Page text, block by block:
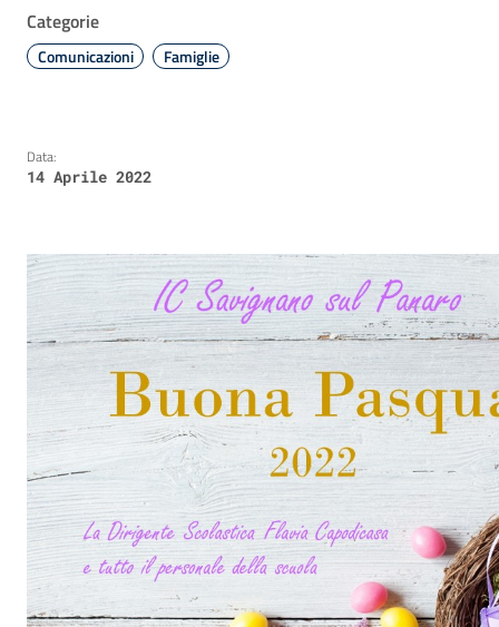
Categorie
Comunicazioni Famiglie
Data:
14 Aprile 2022